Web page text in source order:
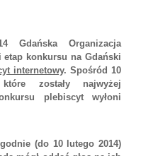
Organizacja
konkursu na Gdański
internetowy. Spośród 10
zostały najwyżej
plebiscyt wyłoni
(do 10 lutego 2014)